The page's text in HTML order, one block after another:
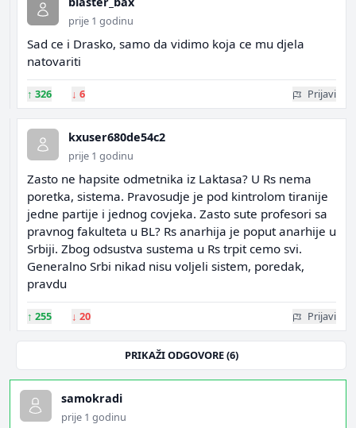
prije 1 godinu
Sad ce i Drasko, samo da vidimo koja ce mu djela
natovariti
↑ 326 ↓ 6 Prijavi
kxuser680de54c2
prije 1 godinu
Zasto ne hapsite odmetnika iz Laktasa? U Rs nema
poretka, sistema. Pravosudje je pod kintrolom tiranije
jedne partije i jednog covjeka. Zasto sute profesori sa
pravnog fakulteta u BL? Rs anarhija je poput anarhije u
Srbiji. Zbog odsustva sustema u Rs trpit cemo svi.
Generalno Srbi nikad nisu voljeli sistem, poredak,
pravdu
↑ 255 ↓ 20 Prijavi
PRIKAŽI ODGOVORE (6)
samokradi
prije 1 godinu